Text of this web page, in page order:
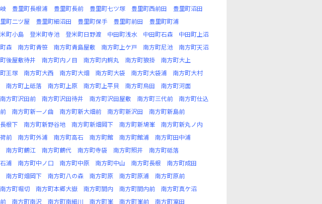
豊里町長根浦 豊里町長前 豊里町七ツ塚 豊里町西前田
豊里町沼田
町二ツ屋 豊里町細沼田 豊里町保手 豊里町前田
豊里町町浦
町小島 登米町寺池 登米町日野渡 中田町浅水 中田町石森
中田町上沼
森 南方町青笹 南方町青島屋敷 南方町上ケ戸 南方町尼池
南方町天沼
後屋敷待井 南方町内ノ目 南方町内鰐丸 南方町狼掛
南方町大上
王塚 南方町大西 南方町大畑 南方町大袋 南方町大袋浦
南方町大村
南方町上砥落 南方町上原 南方町上平貝 南方町烏田
南方町河面
南方町沢田前 南方町沢田待井 南方町沢田屋敷 南方町三代前
南方町仕込
南方町新一ノ曲 南方町新大畑前 南方町新沢田
南方町新島前
根下 南方町新野谷地 南方町新畑岡下 南方町新鳩峯
南方町新丸ノ内
前 南方町外浦 南方町高石 南方町館 南方町館浦
南方町田中浦
南方町鶴江 南方町鶴代 南方町寺袋 南方町照井
南方町砥落
浦 南方町中ノ口 南方町中原 南方町中山 南方町長根
南方町成田
南方町畑岡下 南方町八の森 南方町原 南方町原浦
南方町原前
南方町堀切 南方町本郷大嶽 南方町間内 南方町間内前
南方町真ケ沼
南方町南沢 南方町南細川 南方町峯 南方町峯前
南方町室田